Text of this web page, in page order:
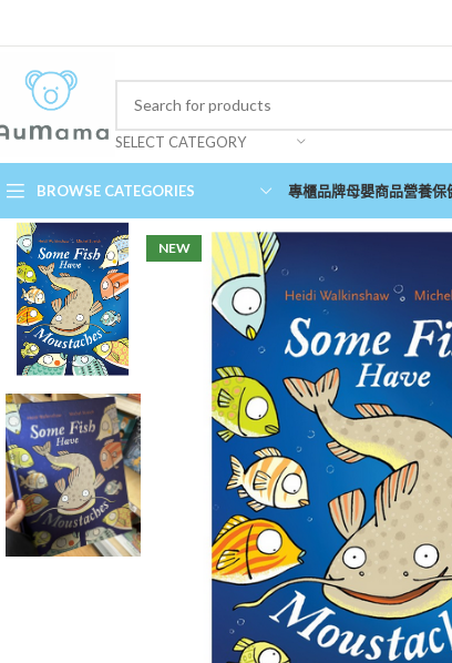
SELECT CATEGORY
BROWSE CATEGORIES 專櫃品牌母嬰商品營養保
NEW